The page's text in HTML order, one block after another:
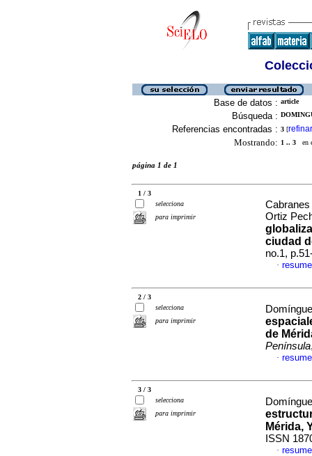
Base de datos : article
Búsqueda :
Referencias encontradas : 3 [refinar
Mostrando: 1 .. 3 en
página 1 de 1
1 / 3
selecciona
para imprimir
Ortiz
ciudad
no.1,
·
2 / 3
selecciona
para imprimir
de
Península
·
3 / 3
selecciona
para imprimir
Mérida,
ISSN
·